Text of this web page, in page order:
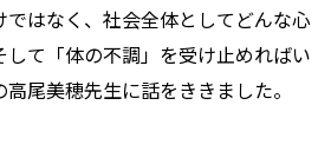
はなく、社会全体としてどんな心
て「体の不調」を受け止めればい
高尾美穂先生に話をききました。